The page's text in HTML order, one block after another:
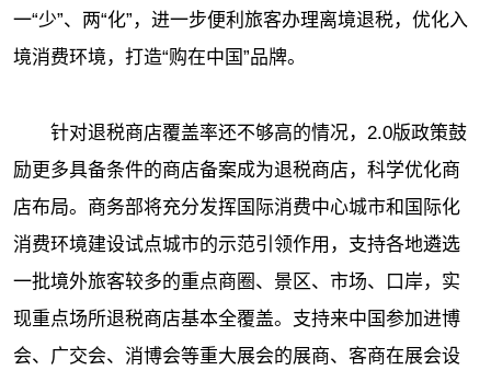
一“少”、两“化”，进一步便利旅客办理离境退税，优化入
境消费环境，打造“购在中国”品牌。
针对退税商店覆盖率还不够高的情况，2.0版政策鼓
励更多具备条件的商店备案成为退税商店，科学优化商
店布局。商务部将充分发挥国际消费中心城市和国际化
消费环境建设试点城市的示范引领作用，支持各地遴选
一批境外旅客较多的重点商圈、景区、市场、口岸，实
现重点场所退税商店基本全覆盖。支持来中国参加进博
会、广交会、消博会等重大展会的展商、客商在展会设